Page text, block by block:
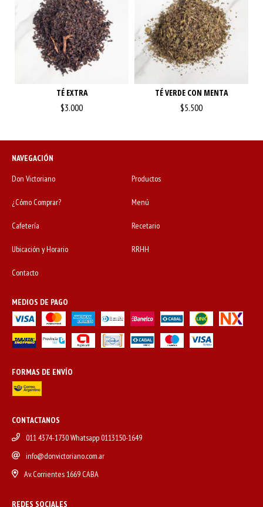
TÉ EXTRA
$3.000
TÉ VERDE CON MENTA
$5.500
NAVEGACIÓN
Don Victoriano
Productos
¿Cómo Comprar? Menú
Cafetería Recetario
Ubicación y Horario RRHH
Contacto
MEDIOS DE PAGO
FORMAS DE ENVÍO
CONTACTANOS
011 4374-1730 Whatsapp 0113150-1649
info@donvictoriano.com.ar
Av. Corrientes 1669 CABA
REDES SOCIALES